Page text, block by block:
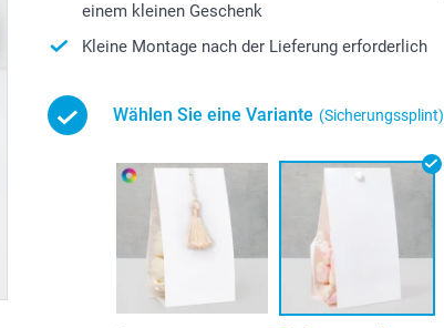
einem kleinen Geschenk
Kleine Montage nach der Lieferung erforderlich
Wählen Sie eine Variante (Sicherungssplint)